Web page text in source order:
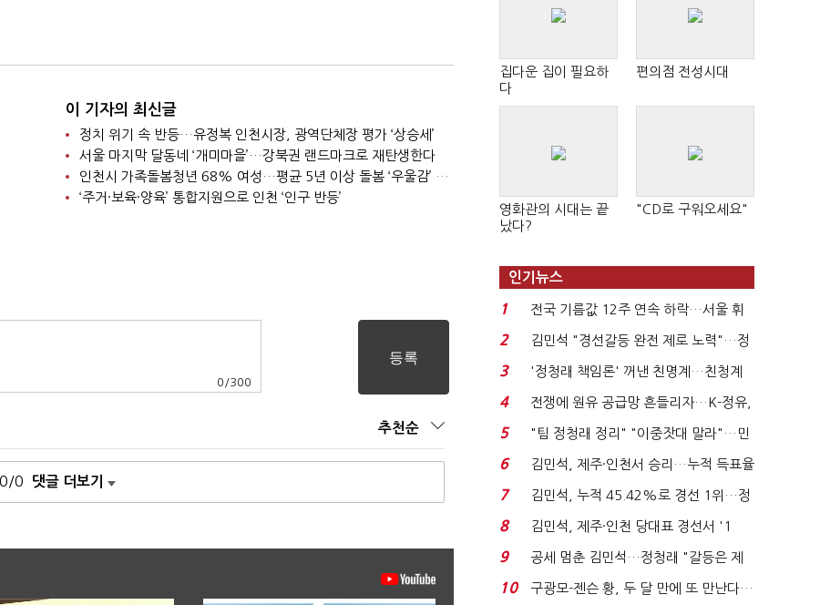
이 기자의 최신글
정치 위기 속 반등…유정복 인천시장, 광역단체장 평가 ‘상승세’
서울 마지막 달동네 ‘개미마을’…강북권 랜드마크로 재탄생한다
인천시 가족돌봄청년 68% 여성…평균 5년 이상 돌봄 ‘우울감’ 호소
‘주거·보육·양육’ 통합지원으로 인천 ‘인구 반등’
0 /300
추천순
0/0 댓글 더보기
집다운 집이 필요하
다
편의점 전성시대
영화관의 시대는 끝
났다?
"CD로 구워오세요"
인기뉴스
1
전국 기름값 12주 연속 하락…서울 휘
발윳값 1909원...
2
김민석 "경선갈등 완전 제로 노력"…정
청래 "반명 공세 사...
3
'정청래 책임론' 꺼낸 친명계…친청계
는 추가투표 때리기...
4
전쟁에 원유 공급망 흔들리자…K-정유,
에너지안보 핵심...
5
"팀 정청래 정리" "이중잣대 말라"…민
주 최고위원 계파 다...
6
김민석, 제주·인천서 승리…누적 득표율
'1위 탈환'(종합)...
7
김민석, 누적 45.42%로 경선 1위…정
청래와 격차 0.86%p(...
8
김민석, 제주·인천 당대표 경선서 '1
위'(1보)...
9
공세 멈춘 김민석…정청래 "갈등은 제
가 수습"
10
구광모-젠슨 황, 두 달 만에 또 만난다…